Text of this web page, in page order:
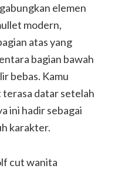
elemen
modern,
atas yang
bagian bawah
bebas. Kamu
datar setelah
ini hadir sebagai
karakter.
cut wanita